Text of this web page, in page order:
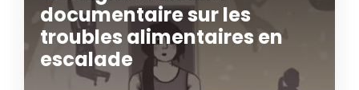
documentaire sur les
troubles alimentaires en
escalade